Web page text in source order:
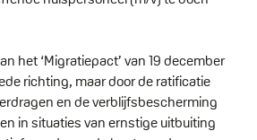
het ‘Migratiepact’ van 19 december
richting, maar door de ratificatie
en de verblijfsbescherming
in situaties van ernstige uitbuiting